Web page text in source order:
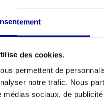
des cookies.
permettent de
notre trafic. Nous
médias sociaux, de